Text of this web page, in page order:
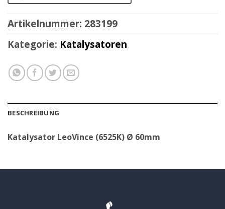
Artikelnummer: 283199
Kategorie: Katalysatoren
BESCHREIBUNG
Katalysator LeoVince (6525K) Ø 60mm